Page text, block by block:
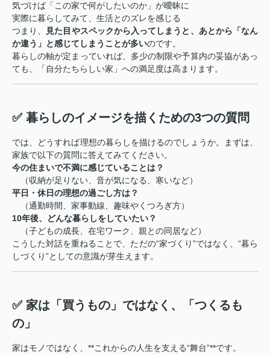
気づけば「この家で何がしたいのか」が曖昧に
実際に暮らしてみて、生活とのズレを感じる
つまり、
見た目やスペックから入ってしまうと、あとから「なん
か違う」と感じてしまうことが多いのです。
暮らしの軸が定まっていれば、多少の制限や予算内の妥協があっ
ても、「自分たちらしい家」への満足度は高まります。
✅ 暮らしのイメージを描くための3つの質問
では、どうすれば理想の暮らしを描けるのでしょうか。まずは、
家族で以下の質問に答えてみてください。
今の住まいで不満に感じていることは？
（収納が足りない、音が気になる、寒いなど）
平日・休日の理想の過ごし方は？
（通勤時間、家事動線、趣味やくつろぎ方）
10年後、どんな暮らしをしていたい？
（子どもの成長、在宅ワーク、親との同居など）
こうした対話を重ねることで、ただの“家づくり”ではなく、“暮ら
しづくり”としての意識が芽生えます。
✅ 家は「買うもの」ではなく、「つくるも
の」
家はモノではなく、**これからの人生を支える“舞台”**です。